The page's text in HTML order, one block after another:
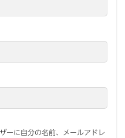
ーに自分の名前、メールアドレ